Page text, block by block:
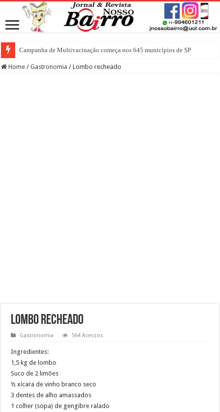
Campanha de Multivacinação começa nos 645 municípios de SP
Home / Gastronomia / Lombo recheado
Lombo recheado
Gastronomia 564 Acessos
Ingredientes:
1,5 kg de lombo
Suco de 2 limões
½ xícara de vinho branco seco
3 dentes de alho amassados
1 colher (sopa) de gengibre ralado